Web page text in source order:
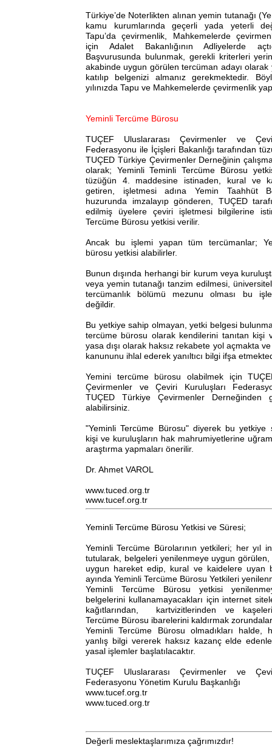
Türkiye’de Noterlikten alınan yemin tutanağı
kamu kurumlarında geçerli yada yeterli
Tapu’da çevirmenlik, Mahkemelerde
için Adalet Bakanlığının Adliyelerde
Başvurusunda bulunmak, gerekli kriterleri
akabinde uygun görülen tercüman adayı olarak
katılıp belgenizi almanız gerekmektedir.
yılınızda Tapu ve Mahkemelerde çevirmenlik
Yeminli Tercüme Bürosu
TUÇEF Uluslararası Çevirmenler ve
Federasyonu ile İçişleri Bakanlığı tarafından
TUÇED Türkiye Çevirmenler Derneğinin
olarak; Yeminli Teminli Tercüme Bürosu
tüzüğün 4. maddesine istinaden, kural ve
getiren, işletmesi adına Yemin Taahhüt
huzurunda imzalayıp gönderen, TUÇED
edilmiş üyelere çeviri işletmesi bilgilerine
Tercüme Bürosu yetkisi verilir.
Ancak bu işlemi yapan tüm tercümanlar;
bürosu yetkisi alabilirler.
Bunun dışında herhangi bir kurum veya
veya yemin tutanağı tanzim edilmesi,
tercümanlık bölümü mezunu olması bu
değildir.
Bu yetkiye sahip olmayan, yetki belgesi
tercüme bürosu olarak kendilerini tanıtan kişi
yasa dışı olarak haksız rekabete yol açmakta
kanununu ihlal ederek yanıltıcı bilgi ifşa
Yemini tercüme bürosu olabilmek için
Çevirmenler ve Çeviri Kuruluşları
TUÇED Türkiye Çevirmenler Derneğinden
alabilirsiniz.
"Yeminli Tercüme Bürosu" diyerek bu yetkiye
kişi ve kuruluşların hak mahrumiyetlerine
araştırma yapmaları önerilir.
Dr. Ahmet VAROL
www.tuced.org.tr
www.tucef.org.tr
Yeminli Tercüme Bürosu Yetkisi ve Süresi;
Yeminli Tercüme Bürolarının yetkileri; her yıl
tutularak, belgeleri yenilenmeye uygun
uygun hareket edip, kural ve kaidelere uyan
ayında Yeminli Tercüme Bürosu Yetkileri
Yeminli Tercüme Bürosu yetkisi
belgelerini kullanamayacakları için internet
kağıtlarından, kartvizitlerinden ve
Tercüme Bürosu ibarelerini kaldırmak
Yeminli Tercüme Bürosu olmadıkları halde,
yanlış bilgi vererek haksız kazanç elde
yasal işlemler başlatılacaktır.
TUÇEF Uluslararası Çevirmenler ve
Federasyonu Yönetim Kurulu Başkanlığı
www.tucef.org.tr
www.tuced.org.tr
Değerli meslektaşlarımıza çağrımızdır!